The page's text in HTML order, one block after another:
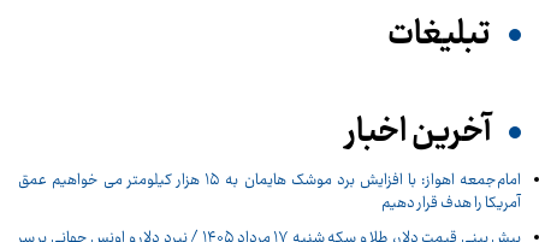
تبلیغات
آخرین اخبار
امام‌جمعه اهواز: با افزایش برد موشک هایمان به ۱۵ هزار کیلومتر می خواهیم عمق
آمریکا را هدف قرار دهیم